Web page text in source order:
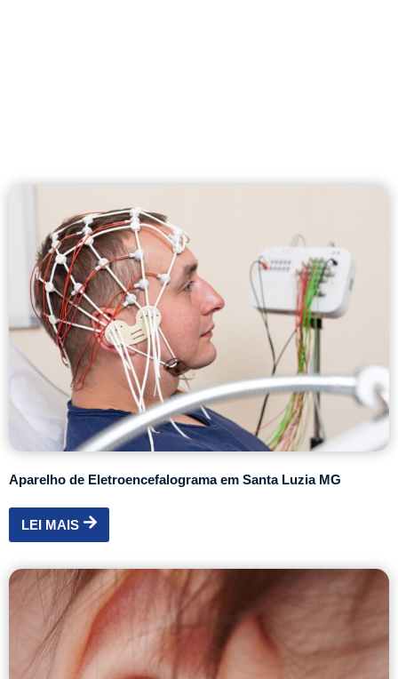
Aparelho de Eletroencefalograma em Santa Luzia MG
LEI MAIS